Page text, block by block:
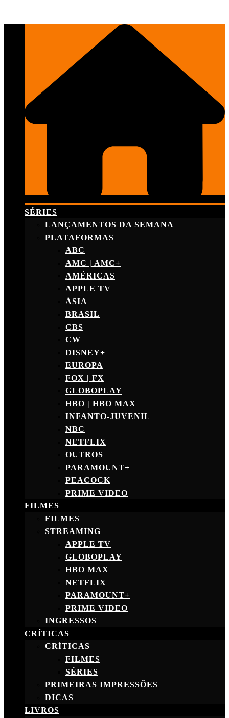
SÉRIES
LANÇAMENTOS DA SEMANA
PLATAFORMAS
ABC
AMC | AMC+
AMÉRICAS
APPLE TV
ÁSIA
BRASIL
CBS
CW
DISNEY+
EUROPA
FOX | FX
GLOBOPLAY
HBO | HBO MAX
INFANTO-JUVENIL
NBC
NETFLIX
OUTROS
PARAMOUNT+
PEACOCK
PRIME VIDEO
FILMES
FILMES
STREAMING
APPLE TV
GLOBOPLAY
HBO MAX
NETFLIX
PARAMOUNT+
PRIME VIDEO
INGRESSOS
CRÍTICAS
CRÍTICAS
FILMES
SÉRIES
PRIMEIRAS IMPRESSÕES
DICAS
LIVROS